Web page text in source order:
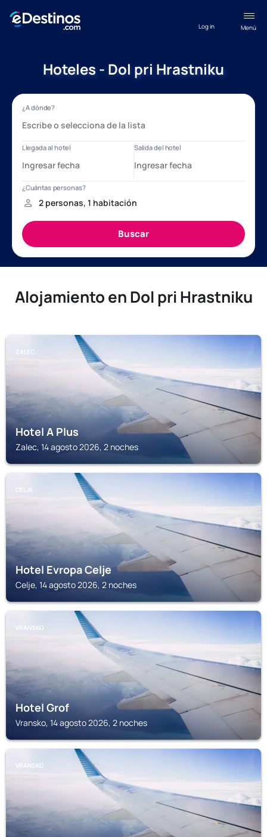
Menú
Log in
Hoteles - Dol pri Hrastniku
Alojamiento en Dol pri Hrastniku
ZALEC
Hotel A Plus
Zalec, 14 agosto 2026, 2 noches
CELJE
Hotel Evropa Celje
Celje, 14 agosto 2026, 2 noches
VRANSKO
Hotel Grof
Vransko, 14 agosto 2026, 2 noches
VRANSKO